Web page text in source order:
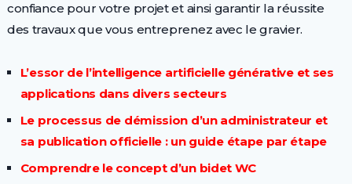
confiance pour votre projet et ainsi garantir la réussite
des travaux que vous entreprenez avec le gravier.
L’essor de l’intelligence artificielle générative et ses
applications dans divers secteurs
Le processus de démission d’un administrateur et
sa publication officielle : un guide étape par étape
Comprendre le concept d’un bidet WC